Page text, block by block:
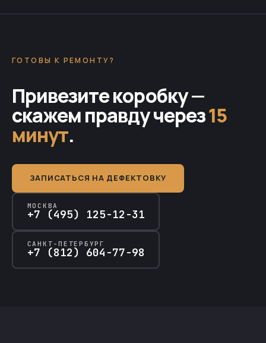
ГОТОВЫ К РЕМОНТУ?
Привезите коробку —
скажем правду через15
минут.
ЗАПИСАТЬСЯ НА ДЕФЕКТОВКУ
МОСКВА
+7 (495) 125-12-31
САНКТ-ПЕТЕРБУРГ
+7 (812) 604-77-98